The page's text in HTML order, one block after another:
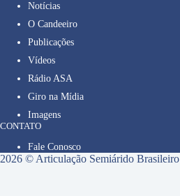
Notícias
O Candeeiro
Publicações
Vídeos
Rádio ASA
Giro na Mídia
Imagens
CONTATO
Fale Conosco
2026 © Articulação Semiárido Brasileiro